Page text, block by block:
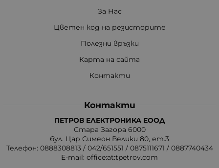
За Нас
Цветен код на резисторите
Полезни връзки
Карта на сайта
Контакти
Контакти
ПЕТРОВ ЕЛЕКТРОНИКА ЕООД
Стара Загора 6000
бул. Цар Симеон Велики 80, ет.3
Телефон: 0888308813 / 042/651551 / 0875111671 / 0887740434
E-mail: office:at:tpetrov.com